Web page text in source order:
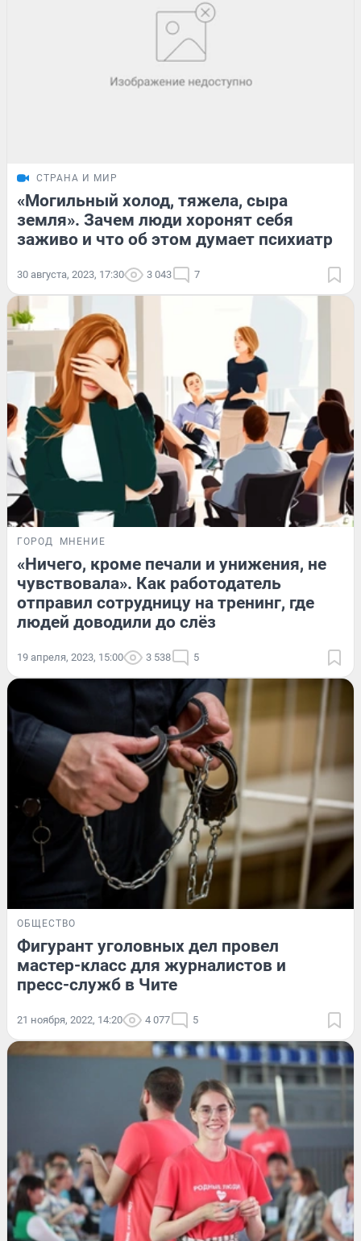
СТРАНА И МИР
«Могильный холод, тяжела, сыра
земля». Зачем люди хоронят себя
заживо и что об этом думает психиатр
30 августа, 2023, 17:30 3 043 7
ГОРОД МНЕНИЕ
«Ничего, кроме печали и унижения, не
чувствовала». Как работодатель
отправил сотрудницу на тренинг, где
людей доводили до слёз
19 апреля, 2023, 15:00 3 538 5
ОБЩЕСТВО
Фигурант уголовных дел провел
мастер-класс для журналистов и
пресс-служб в Чите
21 ноября, 2022, 14:20 4 077 5